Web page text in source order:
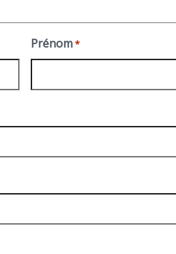
Prénom*